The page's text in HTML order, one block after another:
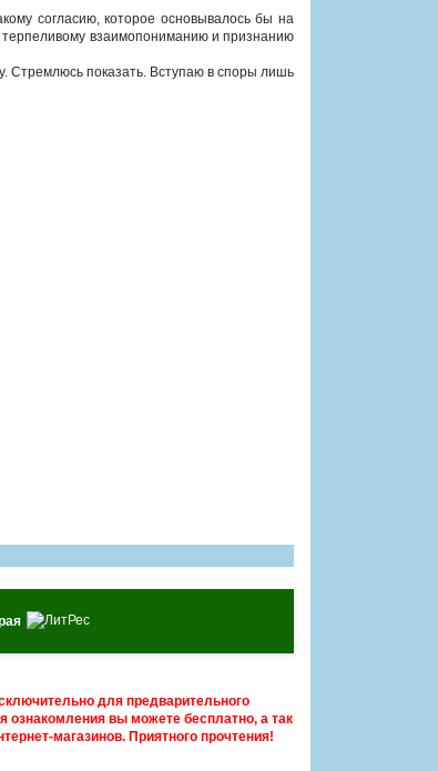
согласию, которое основывалось бы на
взаимопониманию и признанию
Стремлюсь показать. Вступаю в споры лишь
для предварительного
ознакомления вы можете бесплатно, а так
магазинов. Приятного прочтения!